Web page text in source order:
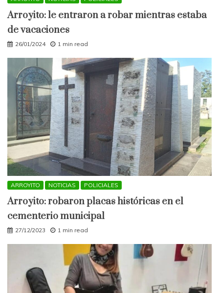
Arroyito: le entraron a robar mientras estaba
de vacaciones
26/01/2024 1 min read
ARROYITO NOTICIAS POLICIALES
Arroyito: robaron placas históricas en el
cementerio municipal
27/12/2023 1 min read